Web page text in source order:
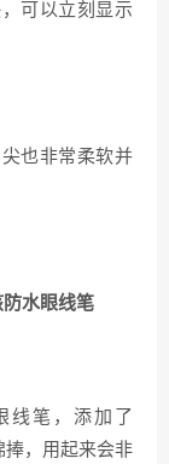
可以立刻显示
也非常柔软并
水眼线笔
线笔，添加了
，用起来会非